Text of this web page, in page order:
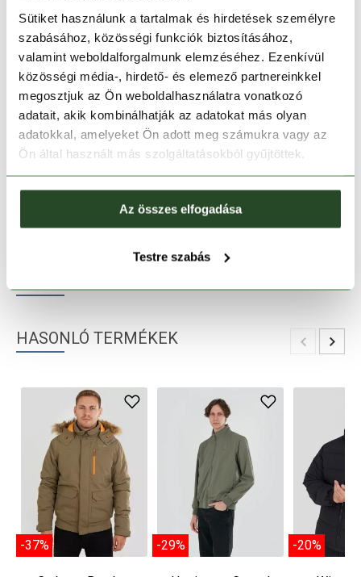
Sütiket használunk a tartalmak és hirdetések személyre
szabásához, közösségi funkciók biztosításához,
valamint weboldalforgalmunk elemzéséhez. Ezenkívül
közösségi média-, hirdető- és elemező partnereinkkel
megosztjuk az Ön weboldalhasználatra vonatkozó
adatait, akik kombinálhatják az adatokat más olyan
adatokkal, amelyeket Ön adott meg számukra vagy az
Ön által használt más szolgáltatásokból gyűjtöttek.
Az összes elfogadása
Testre szabás
Kosárba teszem
Melyik üzletben elérhető|Foglalás
30 napos visszaküldés
1-2 munkanapos szállítás
HASONLÓ TERMÉKEK
-37% -29% -20%